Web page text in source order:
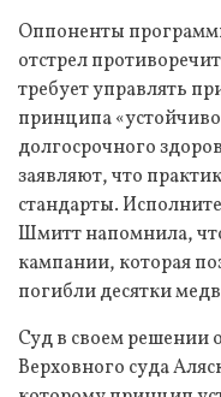
Оппоненты
отстрел
требует управлять
принципа
долгосрочного
заявляют, что
стандарты.
Шмитт напомнила,
кампании, которая
погибли десятки
Суд в своем решении
Верховного суда